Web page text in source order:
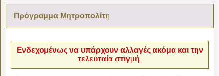
Πρόγραμμα Μητροπολίτη
Ενδεχομένως να υπάρχουν αλλαγές ακόμα και την
τελευταία στιγμή.